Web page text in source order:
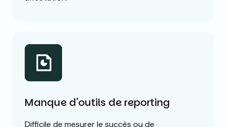
Manque d'outils de reporting
Difficile de mesurer le succès ou de